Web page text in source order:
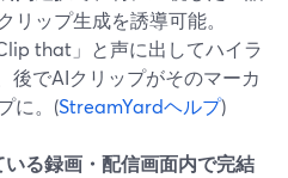
リップ生成を誘導可能。
that」と声に出してハイラ
後でAIクリップがそのマーカ
に。(StreamYardヘルプ)
る録画・配信画面内で完結